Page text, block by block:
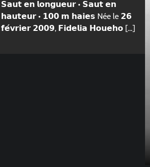
𝗦𝗮𝘂𝘁 𝗲𝗻 𝗹𝗼𝗻𝗴𝘂𝗲𝘂𝗿 • 𝗦𝗮𝘂𝘁 𝗲𝗻
𝗵𝗮𝘂𝘁𝗲𝘂𝗿 • 𝟭𝟬𝟬 𝗺 𝗵𝗮𝗶𝗲𝘀 Née le 𝟮𝟲
𝗳𝗲́𝘃𝗿𝗶𝗲𝗿 𝟮𝟬𝟬𝟵, 𝗙𝗶𝗱𝗲𝗹𝗶𝗮 𝗛𝗼𝘂𝗲𝗵𝗼 […]